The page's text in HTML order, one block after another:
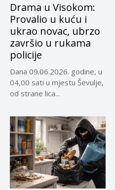
Drama u Visokom:
Provalio u kuću i
ukrao novac, ubrzo
završio u rukama
policije
Dana 09.06.2026. godine, u
04,00 sati u mjestu Ševulje,
od strane lica...